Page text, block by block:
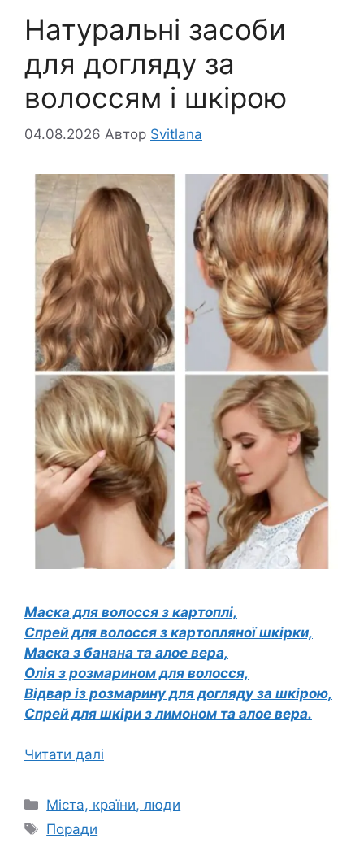
Натуральні засоби
для догляду за
волоссям і шкірою
04.08.2026 Автор Svitlana
Маска для волосся з картоплі,
Спрей для волосся з картопляної шкірки,
Маска з банана та алое вера,
Олія з розмарином для волосся,
Відвар із розмарину для догляду за шкірою,
Спрей для шкіри з лимоном та алое вера.
Читати далі
Категорії
Міста, країни, люди
Позначки
Поради